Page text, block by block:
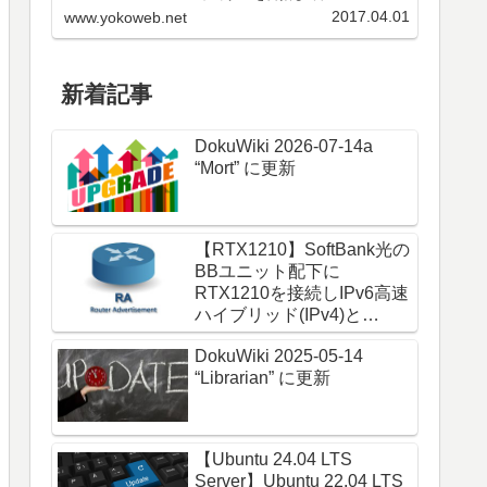
環境を構築してきた。私も実際に
使ってきて実用的になってきた。
本サイトでも断片的に紹介してき
www.yokoweb.net 2017.04.01
新着記事
DokuWiki 2026-07-14a
“Mort” に更新
【RTX1210】SoftBank光の
BBユニット配下に
RTX1210を接続しIPv6高速
ハイブリッド(IPv4)と
IPoE(IPv6)をRA通知で使う
DokuWiki 2025-05-14
“Librarian” に更新
【Ubuntu 24.04 LTS
Server】Ubuntu 22.04 LTS